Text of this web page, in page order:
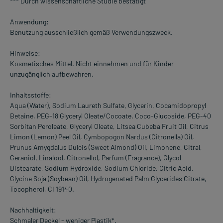
Anwendung:
Benutzung ausschließlich gemäß Verwendungszweck.
Hinweise:
Kosmetisches Mittel. Nicht einnehmen und für Kinder
unzugänglich aufbewahren.
Inhaltsstoffe:
Aqua (Water), Sodium Laureth Sulfate, Glycerin, Cocamidopropyl
Betaine, PEG-18 Glyceryl Oleate/Cocoate, Coco-Glucoside, PEG-40
Sorbitan Peroleate, Glyceryl Oleate, Litsea Cubeba Fruit Oil, Citrus
Limon (Lemon) Peel Oil, Cymbopogon Nardus (Citronella) Oil,
Prunus Amygdalus Dulcis (Sweet Almond) Oil, Limonene, Citral,
Geraniol, Linalool, Citronellol, Parfum (Fragrance), Glycol
Distearate, Sodium Hydroxide, Sodium Chloride, Citric Acid,
Glycine Soja (Soybean) Oil, Hydrogenated Palm Glycerides Citrate,
Tocopherol, CI 19140.
Nachhaltigkeit:
Schmaler Deckel - weniger Plastik*.